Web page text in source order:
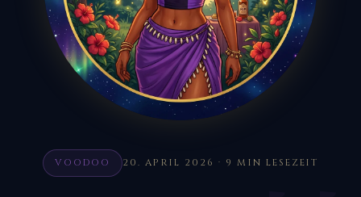
VOODOO 20. APRIL 2026 · 9 MIN LESEZEIT